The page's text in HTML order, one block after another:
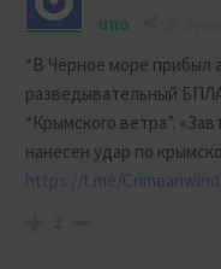
uno
“В Чёрное море прибыл
разведывательный
“Крымского ветра”.
нанесен удар по
https://t.me/
2